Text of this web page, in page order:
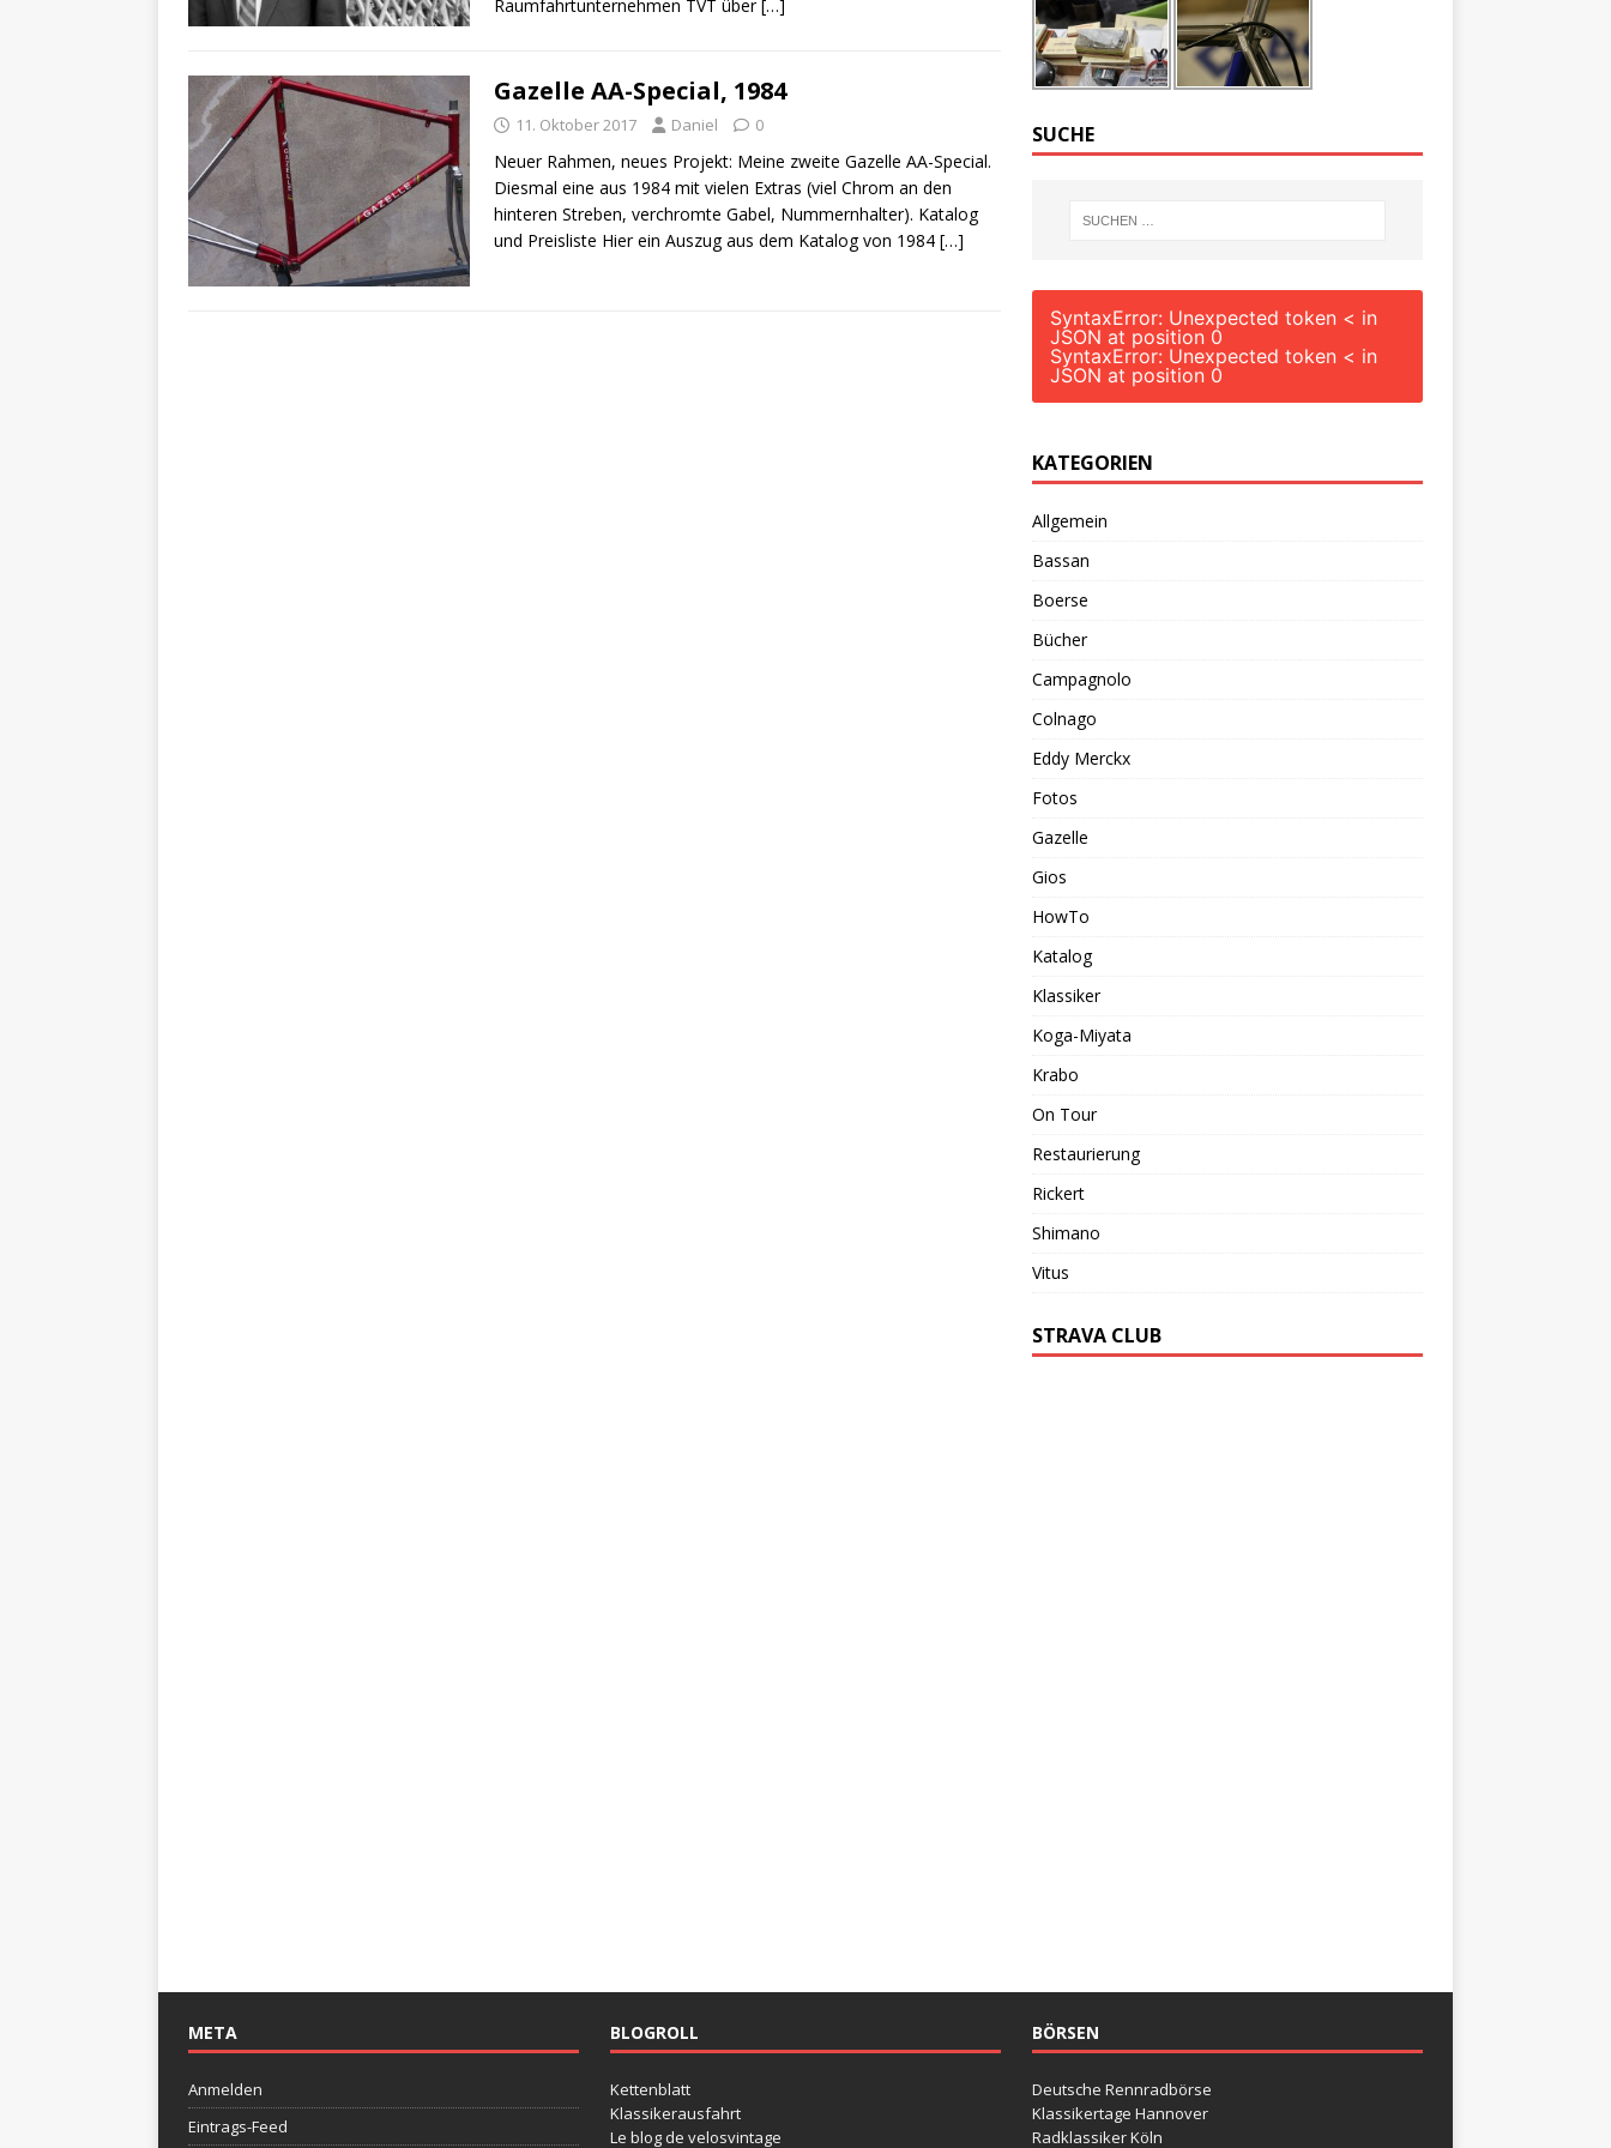
Raumfahrtunternehmen TVT über […]
Gazelle AA-Special, 1984
11. Oktober 2017 Daniel 0
Neuer Rahmen, neues Projekt: Meine zweite Gazelle AA-Special.
Diesmal eine aus 1984 mit vielen Extras (viel Chrom an den
hinteren Streben, verchromte Gabel, Nummernhalter). Katalog
und Preisliste Hier ein Auszug aus dem Katalog von 1984 […]
SUCHE
SyntaxError: Unexpected token < in
JSON at position 0
SyntaxError: Unexpected token < in
JSON at position 0
KATEGORIEN
Allgemein
Bassan
Boerse
Bücher
Campagnolo
Colnago
Eddy Merckx
Fotos
Gazelle
Gios
HowTo
Katalog
Klassiker
Koga-Miyata
Krabo
On Tour
Restaurierung
Rickert
Shimano
Vitus
STRAVA CLUB
META
Anmelden
Eintrags-Feed
BLOGROLL
Kettenblatt
Klassikerausfahrt
Le blog de velosvintage
BÖRSEN
Deutsche Rennradbörse
Klassikertage Hannover
Radklassiker Köln